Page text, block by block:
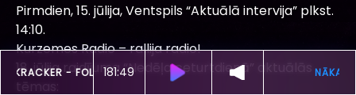
ŠOBRĪD SKANUNCLE KRACKER - FOLLOW ME
181:45
Pirmdien, 15. jūlija, Ventspils “Aktuālā intervija” plkst.
14:10.
Kurzemes Radio – rallija radio!
18. jūlija raidījuma “Nedēļa ceturtdienā” aktuālās
tēmas: